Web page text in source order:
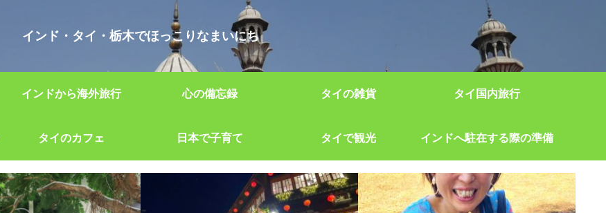
インド・タイ・栃木でほっこりなまいにち
インドから海外旅行 心の備忘録 タイの雑貨 タイ国内旅行
タイのカフェ 日本で子育て タイで観光 インドへ駐在する際の準備